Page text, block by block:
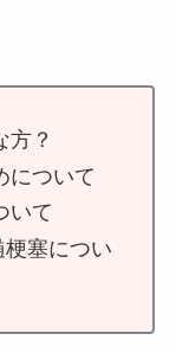
方？
について
いて
塞につい